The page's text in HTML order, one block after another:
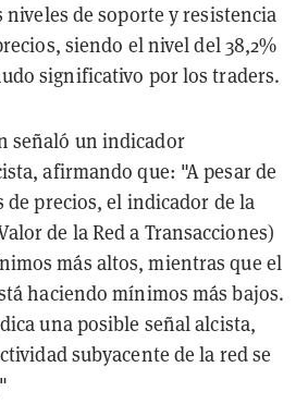
de soporte y resistencia
siendo el nivel del 38,2%
significativo por los traders.
señaló un indicador
afirmando que: "A pesar de
de precios, el indicador de la
de la Red a Transacciones)
más altos, mientras que el
haciendo mínimos más bajos.
una posible señal alcista,
subyacente de la red se